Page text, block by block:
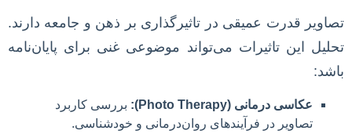
تصاویر قدرت عمیقی در تاثیرگذاری بر ذهن و جامعه دارند.
تحلیل این تاثیرات می‌تواند موضوعی غنی برای پایان‌نامه
باشد:
عکاسی درمانی (Photo Therapy):
بررسی کاربرد
تصاویر در فرآیندهای روان‌درمانی و خودشناسی.